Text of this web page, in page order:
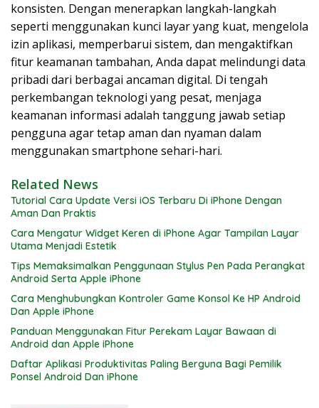
konsisten. Dengan menerapkan langkah-langkah
seperti menggunakan kunci layar yang kuat, mengelola
izin aplikasi, memperbarui sistem, dan mengaktifkan
fitur keamanan tambahan, Anda dapat melindungi data
pribadi dari berbagai ancaman digital. Di tengah
perkembangan teknologi yang pesat, menjaga
keamanan informasi adalah tanggung jawab setiap
pengguna agar tetap aman dan nyaman dalam
menggunakan smartphone sehari-hari.
Related News
Tutorial Cara Update Versi iOS Terbaru Di iPhone Dengan
Aman Dan Praktis
Cara Mengatur Widget Keren di iPhone Agar Tampilan Layar
Utama Menjadi Estetik
Tips Memaksimalkan Penggunaan Stylus Pen Pada Perangkat
Android Serta Apple iPhone
Cara Menghubungkan Kontroler Game Konsol Ke HP Android
Dan Apple iPhone
Panduan Menggunakan Fitur Perekam Layar Bawaan di
Android dan Apple iPhone
Daftar Aplikasi Produktivitas Paling Berguna Bagi Pemilik
Ponsel Android Dan iPhone